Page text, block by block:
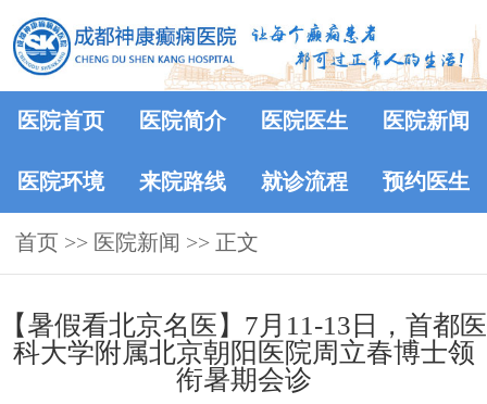
医院首页 医院简介 医院医生 医院新闻
医院环境 来院路线 就诊流程 预约医生
首页 >> 医院新闻 >> 正文
【暑假看北京名医】7月11-13日，首都医
科大学附属北京朝阳医院周立春博士领
衔暑期会诊‌